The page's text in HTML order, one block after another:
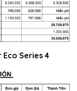
Series 4